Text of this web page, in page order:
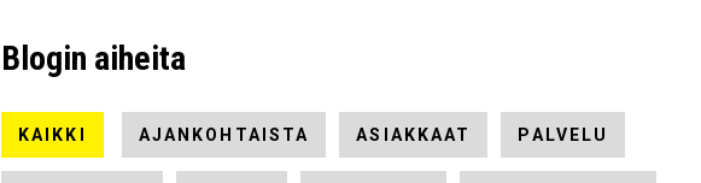
Blogin aiheita
KAIKKI AJANKOHTAISTA ASIAKKAAT PALVELU